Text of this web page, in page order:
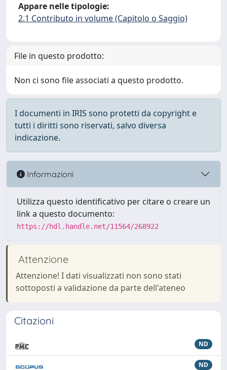
Appare nelle tipologie:
2.1 Contributo in volume (Capitolo o Saggio)
File in questo prodotto:
Non ci sono file associati a questo prodotto.
I documenti in IRIS sono protetti da copyright e
tutti i diritti sono riservati, salvo diversa
indicazione.
Informazioni
Utilizza questo identificativo per citare o creare un
link a questo documento:
https://hdl.handle.net/11564/268922
Attenzione
Attenzione! I dati visualizzati non sono stati
sottoposti a validazione da parte dell'ateneo
Citazioni
ND
ND